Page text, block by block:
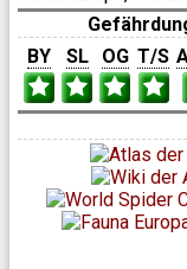
BY
SL OG T/S